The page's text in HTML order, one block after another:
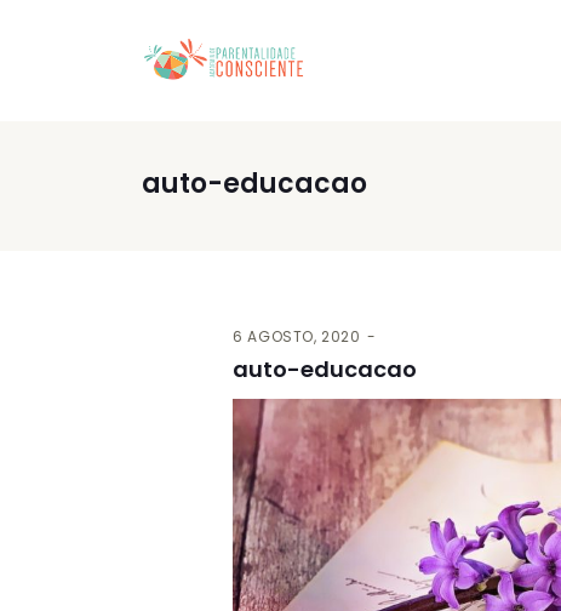
auto-educacao
6 AGOSTO, 2020
auto-educacao